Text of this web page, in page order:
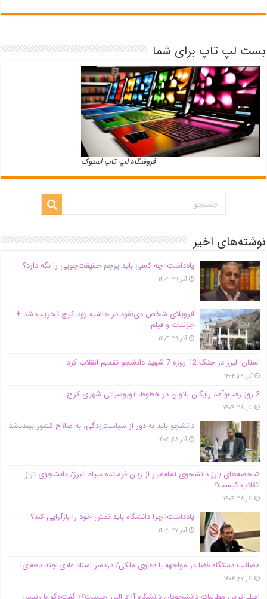
بست لپ تاپ برای شما
فروشگاه لپ تاپ استوک
نوشته‌های اخیر
یادداشت| ‌چه کسی باید پرچم حقیقت‌جویی را نگه دارد؟
آذر ۲۹, ۱۴۰۴
اَبَر‌ویلای شخص ذی‌نفوذ در حاشیه‌ رود کرج تخریب شد +
جزئیات و فیلم
آذر ۲۹, ۱۴۰۴
استان البرز در جنگ 12 روزه 7 شهید دانشجو تقدیم انقلاب کرد
آذر ۲۹, ۱۴۰۴
3 روز رفت‌وآمد رایگان بانوان در خطوط اتوبوسرانی شهری کرج
آذر ۲۸, ۱۴۰۴
دانشجو باید به دور از سیاست‌زدگی، به صلاح کشور بیندیشد
آذر ۲۸, ۱۴۰۴
شاخصه‌های بارز دانشجوی تمام‌عیار از زبان فرمانده سپاه البرز/ دانشجوی تراز
انقلاب کیست؟
آذر ۲۸, ۱۴۰۴
یادداشت| چرا دانشگاه باید نقش خود را بازآرایی کند؟
آذر ۲۷, ۱۴۰۴
مصائب دستگاه قضا در مواجهه با دعاوی ملکی/ دردسر اسناد عادی چند‌ دهه‌ای!
آذر ۲۷, ۱۴۰۴